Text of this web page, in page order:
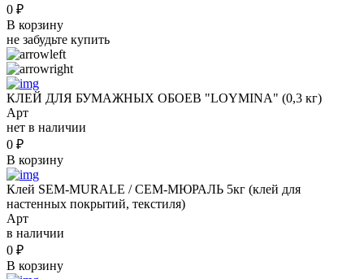
0 ₽
В корзину
не забудьте купить
КЛЕЙ ДЛЯ БУМАЖНЫХ ОБОЕВ "LOYMINA" (0,3 кг)
Арт
нет в наличии
0 ₽
В корзину
Клей SEM-MURALE / СЕМ-МЮРАЛЬ 5кг (клей для
настенных покрытий, текстиля)
Арт
в наличии
0 ₽
В корзину